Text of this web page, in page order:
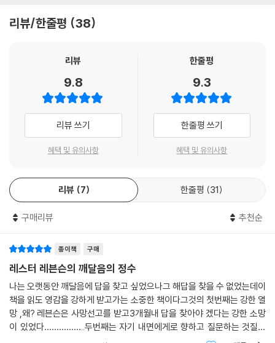
리뷰/한줄평 38
리뷰
9.8
리뷰 쓰기
혜택 및 유의사항
한줄평
9.3
한줄평 쓰기
혜택 및 유의사항
리뷰 7 한줄평 31
구매리뷰 추천순
종이책 구매
레스터 레븐슨의 깨달음의 정수
나는 오랫동안 깨달음에 답을 찾고 싶었으나그 해답을 찾을 수 없었는데이
책을 읽도 영감을 강하게 받고가는 소중한 책이다그것의 첫번째는 강한 열
망 ,왜? 레븐슨은 사망선고를 받고3개월내 답을 찾아야 겠다는 강한 소망
이 있었다……………..두번째는 자기 내면에게로 향하고 질문하는 것질문
나는 무엇인가이세상은 무엇인가나는 세상과 무슨 인연이 있는가이 두 핵